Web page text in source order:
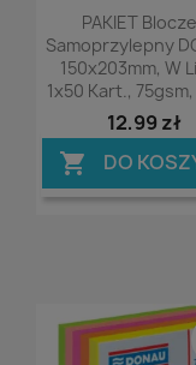
Podgląd
PAKIET
Samoprzylepny
150x203mm, W
1x50 Kart.,
12,99 zł
 DO